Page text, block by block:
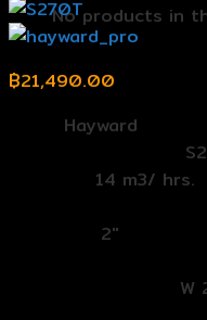
No products in
฿21,490.00
Hayward
14 m3/ hrs.
2″
W